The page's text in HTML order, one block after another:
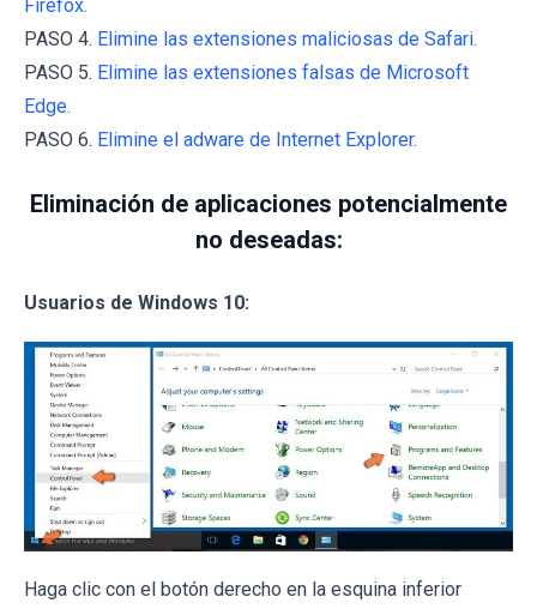
Firefox.
PASO 4. Elimine las extensiones maliciosas de Safari.
PASO 5. Elimine las extensiones falsas de Microsoft
Edge.
PASO 6. Elimine el adware de Internet Explorer.
Eliminación de aplicaciones potencialmente
no deseadas:
Usuarios de Windows 10:
Haga clic con el botón derecho en la esquina inferior